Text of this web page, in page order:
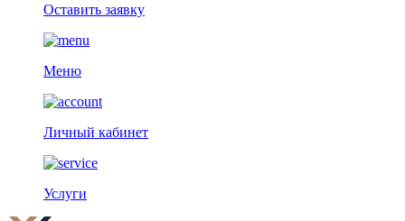
Оставить заявку
Меню
Личный кабинет
Услуги